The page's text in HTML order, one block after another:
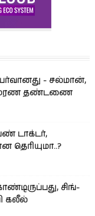
- சல்மான்,
மரண தண்டணை
டாக்டர்,
தெரியுமா..?
சிங்­
கலீல்